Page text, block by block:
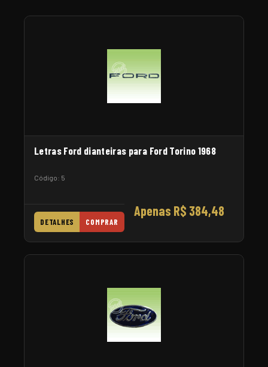
Letras Ford dianteiras para Ford Torino 1968
Código: 5
Apenas R$ 384,48
DETALHES COMPRAR